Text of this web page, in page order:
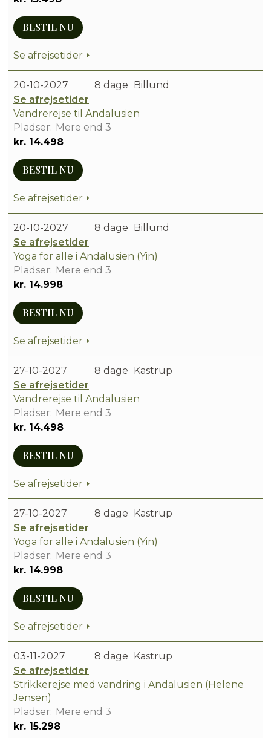
BESTIL NU
Se afrejsetider
20-10-2027
Se afrejsetider
8 dage Billund
Vandrerejse til Andalusien
Mere end 3
kr. 14.498
BESTIL NU
Se afrejsetider
20-10-2027
Se afrejsetider
8 dage Billund
Yoga for alle i Andalusien (Yin)
Mere end 3
kr. 14.998
BESTIL NU
Se afrejsetider
27-10-2027
Se afrejsetider
8 dage Kastrup
Vandrerejse til Andalusien
Mere end 3
kr. 14.498
BESTIL NU
Se afrejsetider
27-10-2027
Se afrejsetider
8 dage Kastrup
Yoga for alle i Andalusien (Yin)
Mere end 3
kr. 14.998
BESTIL NU
Se afrejsetider
03-11-2027
Se afrejsetider
8 dage Kastrup
Strikkerejse med vandring i Andalusien (Helene
Jensen)
Mere end 3
kr. 15.298